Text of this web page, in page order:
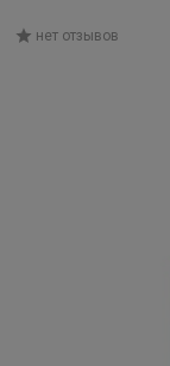
нет отзывов